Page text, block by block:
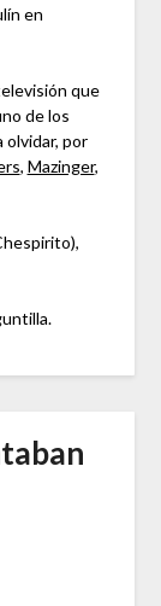
en
que
de los
olvidar, por
, Mazinger,